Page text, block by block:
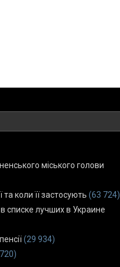
міського голови
коли її застосують (63 724)
списке лучших в Украине
(29 934)